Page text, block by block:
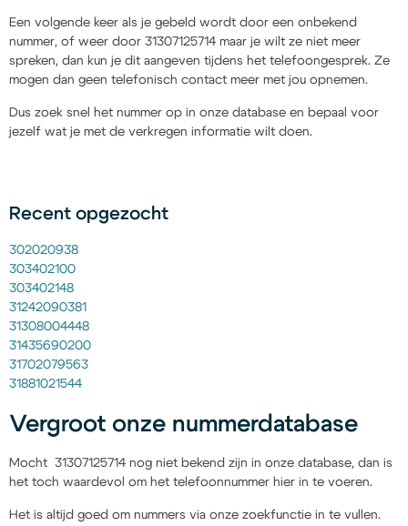
Een volgende keer als je gebeld wordt door een onbekend
nummer, of weer door 31307125714 maar je wilt ze niet meer
spreken, dan kun je dit aangeven tijdens het telefoongesprek. Ze
mogen dan geen telefonisch contact meer met jou opnemen.
Dus zoek snel het nummer op in onze database en bepaal voor
jezelf wat je met de verkregen informatie wilt doen.
Recent opgezocht
302020938
303402100
303402148
31242090381
31308004448
31435690200
31702079563
31881021544
Vergroot onze nummerdatabase
Mocht 31307125714 nog niet bekend zijn in onze database, dan is
het toch waardevol om het telefoonnummer hier in te voeren.
Het is altijd goed om nummers via onze zoekfunctie in te vullen.